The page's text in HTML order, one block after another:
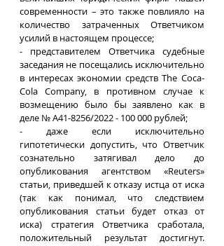
современности – это также повлияло на
количество затраченных Ответчиком
усилий в настоящем процессе;
- представителем Ответчика судебные
заседания не посещались исключительно
в интересах экономии средств The Coca-
Cola Company, в противном случае к
возмещению было бы заявлено как в
деле № А41-8256/2022 - 100 000 рублей;
- даже если исключительно
гипотетически допустить, что Ответчик
сознательно затягивал дело до
опубликования агентством «Reuters»
статьи, приведшей к отказу истца от иска
(так как понимал, что следствием
опубликования статьи будет отказ от
иска) стратегия Ответчика сработала,
положительный результат достигнут.